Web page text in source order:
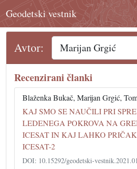
Geodetski vestnik
Avtor:
Recenzirani članki
Blaženka Bukač, Marijan Grgić,
KAJ SMO SE NAUČILI PRI
LEDENEGA POKROVA NA
ICESAT IN KAJ LAHKO
ICESAT-2
DOI: 10.15292/geodetski-